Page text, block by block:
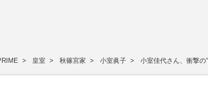
皇室 秋篠宮家 小室眞子 小室佳代さん、衝撃